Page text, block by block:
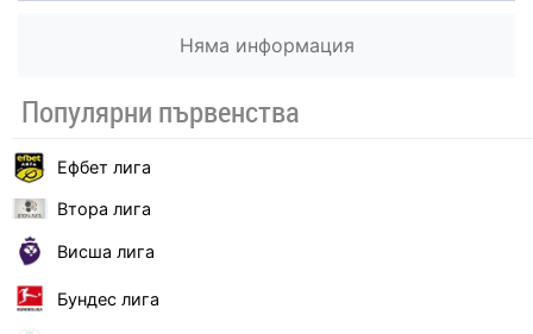
Популярни първенства
Ефбет лига
Втора лига
Висша лига
Бундес лига
Няма информация